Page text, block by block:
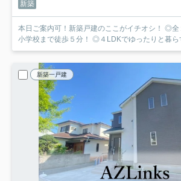
新築
本日ご案内可！新築戸建のここがイチオシ！ ◎
小学校まで徒歩５分！ ◎４LDKでゆったりと暮ら
新築一戸建